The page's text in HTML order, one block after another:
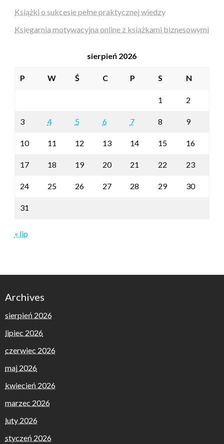
Książki o sukcesie pełne praktycznej wiedzy
Księgarnia motywacyjna online z książkami biznesowymi
sierpień 2026
P W Ś C P S N
1 2
3 4 5 6 7 8 9
10 11 12 13 14 15 16
17 18 19 20 21 22 23
24 25 26 27 28 29 30
31
« lip
Archives
sierpień 2026
lipiec 2026
czerwiec 2026
maj 2026
kwiecień 2026
marzec 2026
luty 2026
styczeń 2026